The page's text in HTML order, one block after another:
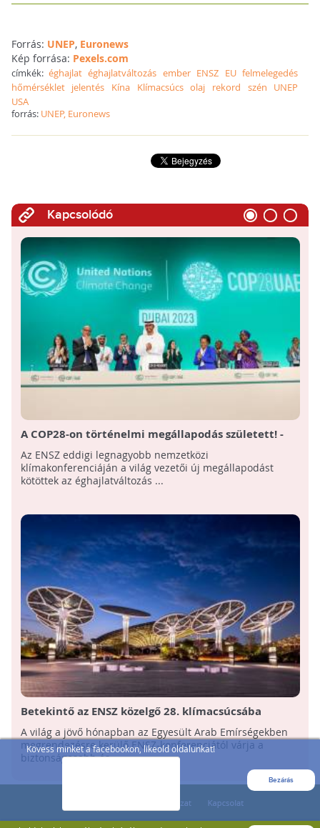
Kövess minket a facebookon, likeold oldalunkat!
Bezárás
Forrás: UNEP, Euronews
Kép forrása: Pexels.com
címkék: éghajlat éghajlatváltozás ember ENSZ EU felmelegedés
hőmérséklet jelentés Kína Klímacsúcs olaj rekord szén
UNEP
USA
forrás: UNEP, Euronews
Kapcsolódó
A COP28-on történelmi megállapodás született! -
Összefoglaló az ENSZ 28. klímacsúcsáról
Az ENSZ eddigi legnagyobb nemzetközi
klímakonferenciáján a világ vezetői új megállapodást
kötöttek az éghajlatváltozás ...
Betekintő az ENSZ közelgő 28. klímacsúcsába
A világ a jövő hónapban az Egyesült Arab Emírségekben
megrendezésre kerülő ENSZ-konferenciától várja a
biztonságosabb és ...